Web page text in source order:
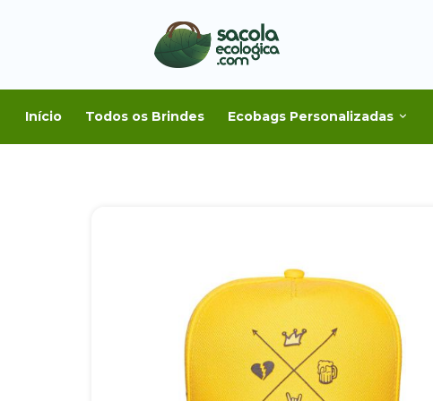
Início Todos os Brindes Ecobags Personalizadas